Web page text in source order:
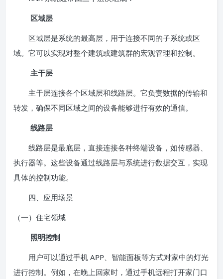
区域层
区域层是系统的最高层，用于连接不同的子系统或区
域。它可以实现对整个建筑或建筑群的宏观管理和控制。
主干层
主干层连接各个区域层和线路层。它负责数据的传输和
转发，确保不同区域之间的设备能够进行有效的通信。
线路层
线路层是最底层，直接连接各种终端设备，如传感器、
执行器等。这些设备通过线路层与系统进行数据交互，实现
具体的控制功能。
四、应用场景
（一）住宅领域
照明控制
用户可以通过手机 APP、智能面板等方式对家中的灯光
进行控制。例如，在晚上回家时，通过手机远程打开家门口